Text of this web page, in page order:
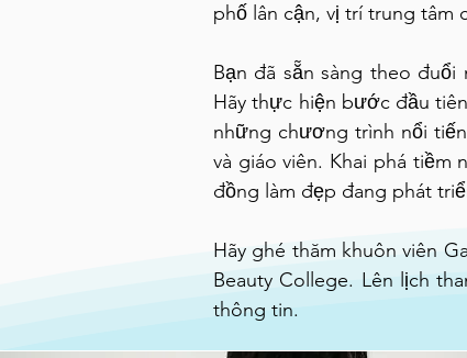
phố lân cận, vị trí trung tâm
Bạn đã sẵn sàng theo
Hãy thực hiện bước đầu
những chương trình nổi
và giáo viên. Khai phá
đồng làm đẹp đang phát
Hãy ghé thăm khuôn viên
Beauty College. Lên lịch
thông tin.